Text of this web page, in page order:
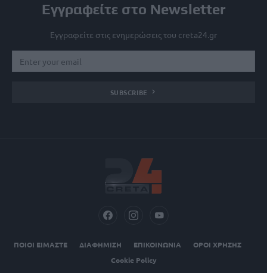
Εγγραφείτε στο Newsletter
Εγγραφείτε στις ενημερώσεις του creta24.gr
SUBSCRIBE
ΠΟΙΟΙ ΕΙΜΑΣΤΕ ΔΙΑΦΗΜΙΣΗ ΕΠΙΚΟΙΝΩΝΙΑ
ΟΡΟΙ ΧΡΗΣΗΣ
Cookie Policy